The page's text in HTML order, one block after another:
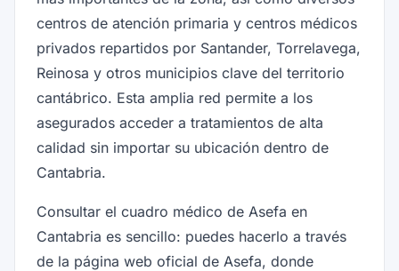
centros de atención primaria y centros médicos
privados repartidos por Santander, Torrelavega,
Reinosa y otros municipios clave del territorio
cantábrico. Esta amplia red permite a los
asegurados acceder a tratamientos de alta
calidad sin importar su ubicación dentro de
Cantabria.
Consultar el cuadro médico de Asefa en
Cantabria es sencillo: puedes hacerlo a través
de la página web oficial de Asefa, donde